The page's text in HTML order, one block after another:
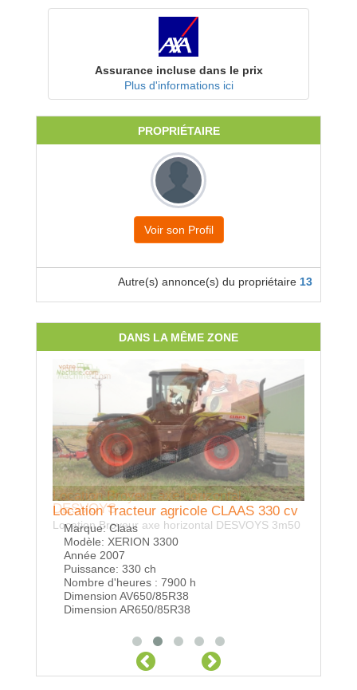
Assurance incluse dans le prix
Plus d'informations ici
PROPRIÉTAIRE
Voir son Profil
Autre(s) annonce(s) du propriétaire 13
DANS LA MÊME ZONE
Location Broyeur axe horizontal
DESVOYS
Location Broyeur axe horizontal DESVOYS 3m50
Location Tracteur agricole CLAAS 330 cv
Marque:Claas
Modèle: XERION 3300
Année 2007
Puissance: 330 ch
Nombre d'heures : 7900 h
Dimension AV650/85R38
Dimension AR650/85R38